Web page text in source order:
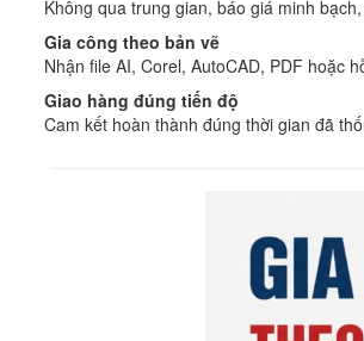
Không qua trung gian, báo giá minh
Gia công theo bản vẽ
Nhận file AI, Corel, AutoCAD, PDF hoặc
Giao hàng đúng tiến độ
Cam kết hoàn thành đúng thời gian đã